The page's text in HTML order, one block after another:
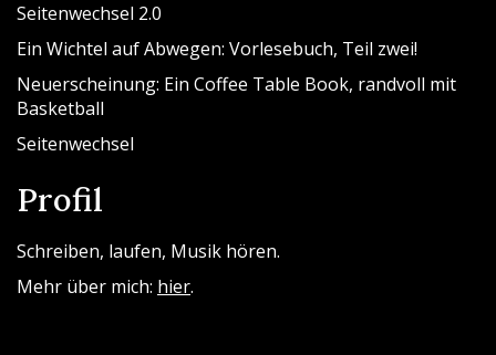
Seitenwechsel 2.0
Ein Wichtel auf Abwegen: Vorlesebuch, Teil zwei!
Neuerscheinung: Ein Coffee Table Book, randvoll mit
Basketball
Seitenwechsel
Profil
Schreiben, laufen, Musik hören.
Mehr über mich: hier.